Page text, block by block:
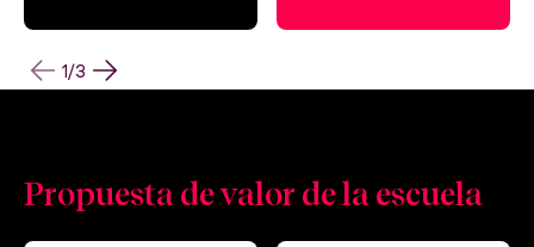
1/3
Propuesta de valor dela escuela